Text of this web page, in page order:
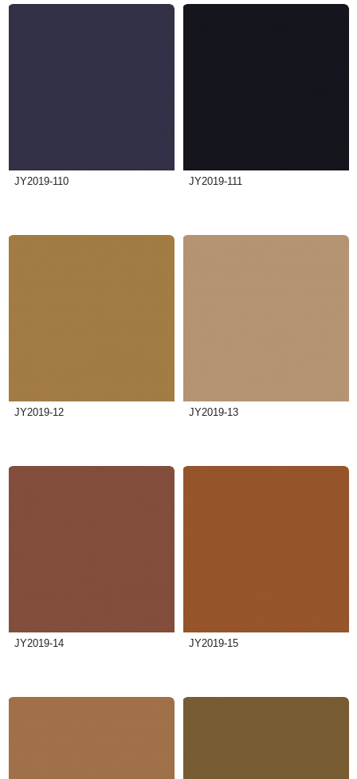
JY2019-110 JY2019-111
JY2019-12 JY2019-13
JY2019-14 JY2019-15